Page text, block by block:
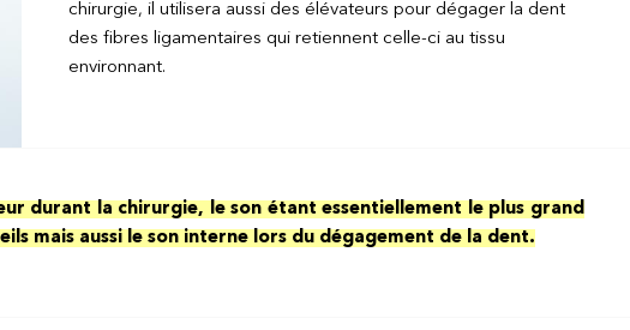
chirurgie, il utilisera aussi des élévateurs pour dégager la dent
des fibres ligamentaires qui retiennent celle-ci au tissu
environnant.
durant la chirurgie, le son étant essentiellement le plus grand
mais aussi le son interne lors du dégagement de la dent.